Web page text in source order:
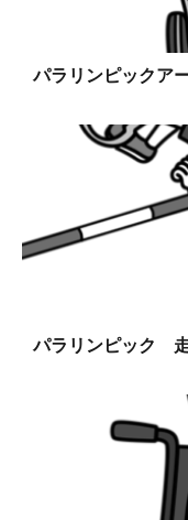
パラリンピックア
パラリンピック